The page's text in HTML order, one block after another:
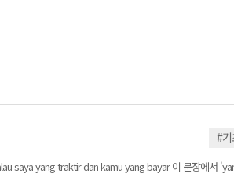
#
saya yang traktir dan kamu yang bayar 이 문장에서